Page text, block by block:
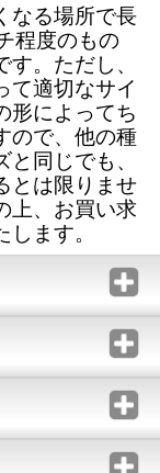
なる場所で長
程度のもの
。ただし、
て適切なサイ
形によってち
ので、他の種
同じでも、
とは限りませ
上、お買い求
ます。